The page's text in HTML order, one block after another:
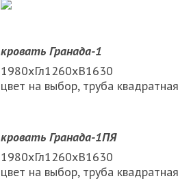
кровать Гранада-1
1980хГл1260хВ1630
цвет на выбор, труба квадратная
кровать Гранада-1ПЯ
1980хГл1260хВ1630
цвет на выбор, труба квадратная